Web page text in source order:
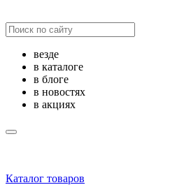
везде
в каталоге
в блоге
в новостях
в акциях
Каталог товаров